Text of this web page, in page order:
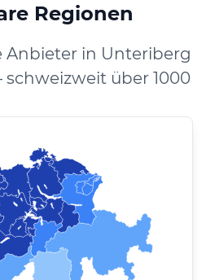
Regionen
Anbieter in Unteriberg
über 1000